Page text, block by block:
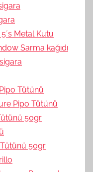
Metal Kutu
Sarma kağıdı
Tütünü
Pipo Tütünü
50gr
50gr